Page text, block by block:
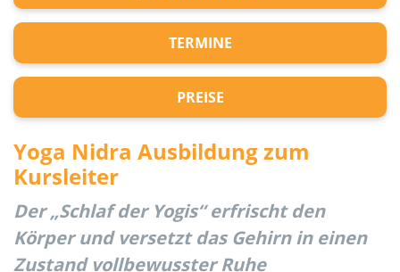
TERMINE
PREISE
Yoga Nidra Ausbildung zum
Kursleiter
Der „Schlaf der Yogis“ erfrischt den
Körper und versetzt das Gehirn in einen
Zustand vollbewusster Ruhe